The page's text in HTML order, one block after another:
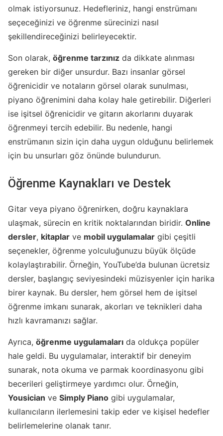
olmak istiyorsunuz. Hedefleriniz, hangi enstrümanı
seçeceğinizi ve öğrenme sürecinizi nasıl
şekillendireceğinizi belirleyecektir.
Son olarak, öğrenme tarzınız da dikkate alınması
gereken bir diğer unsurdur. Bazı insanlar görsel
öğrenicidir ve notaların görsel olarak sunulması,
piyano öğrenimini daha kolay hale getirebilir. Diğerleri
ise işitsel öğrenicidir ve gitarın akorlarını duyarak
öğrenmeyi tercih edebilir. Bu nedenle, hangi
enstrümanın sizin için daha uygun olduğunu belirlemek
için bu unsurları göz önünde bulundurun.
Öğrenme Kaynakları ve Destek
Gitar veya piyano öğrenirken, doğru kaynaklara
ulaşmak, sürecin en kritik noktalarından biridir. Online
dersler, kitaplar ve mobil uygulamalar gibi çeşitli
seçenekler, öğrenme yolculuğunuzu büyük ölçüde
kolaylaştırabilir. Örneğin, YouTube’da bulunan ücretsiz
dersler, başlangıç seviyesindeki müzisyenler için harika
birer kaynak. Bu dersler, hem görsel hem de işitsel
öğrenme imkanı sunarak, akorları ve teknikleri daha
hızlı kavramanızı sağlar.
Ayrıca, öğrenme uygulamaları da oldukça popüler
hale geldi. Bu uygulamalar, interaktif bir deneyim
sunarak, nota okuma ve parmak koordinasyonu gibi
becerileri geliştirmeye yardımcı olur. Örneğin,
Yousician ve Simply Piano gibi uygulamalar,
kullanıcıların ilerlemesini takip eder ve kişisel hedefler
belirlemelerine olanak tanır.